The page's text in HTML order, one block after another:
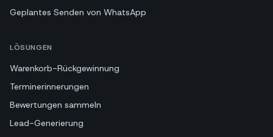
Geplantes Senden von WhatsApp
LÖSUNGEN
Warenkorb-Rückgewinnung
Terminerinnerungen
Bewertungen sammeln
Lead-Generierung